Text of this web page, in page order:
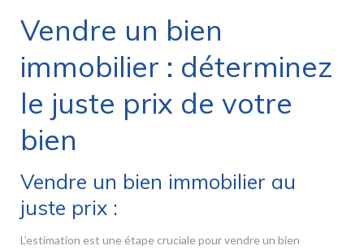
Vendre un bien
immobilier : déterminez
le juste prix de votre
bien
Vendre un bien immobilier au
juste prix :
L’estimation est une étape cruciale pour vendre un bien